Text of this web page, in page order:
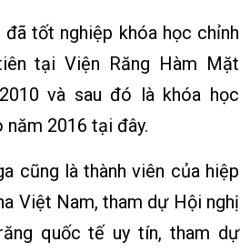
đã tốt nghiệp khóa học chỉnh
tại Viện Răng Hàm Mặt
và sau đó là khóa học
năm 2016 tại đây.
cũng là thành viên của hiệp
Việt Nam, tham dự Hội nghị
quốc tế uy tín, tham dự